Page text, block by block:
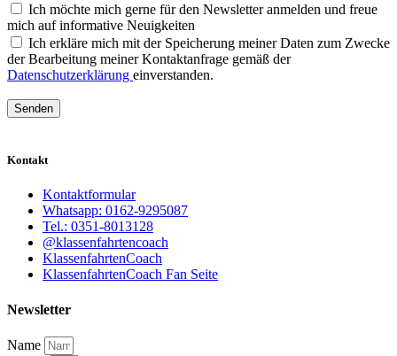
Ich möchte mich gerne für den Newsletter anmelden und freue
mich auf informative Neuigkeiten
Ich erkläre mich mit der Speicherung meiner Daten zum Zwecke
der Bearbeitung meiner Kontaktanfrage gemäß der
Datenschutzerklärung einverstanden.
Senden
Kontakt
Kontaktformular
Whatsapp: 0162-9295087
Tel.: 0351-8013128
@klassenfahrtencoach
KlassenfahrtenCoach
KlassenfahrtenCoach Fan Seite
Newsletter
Name